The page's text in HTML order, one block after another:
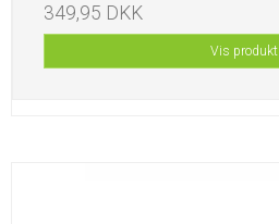
349,95 DKK
Vis produkt